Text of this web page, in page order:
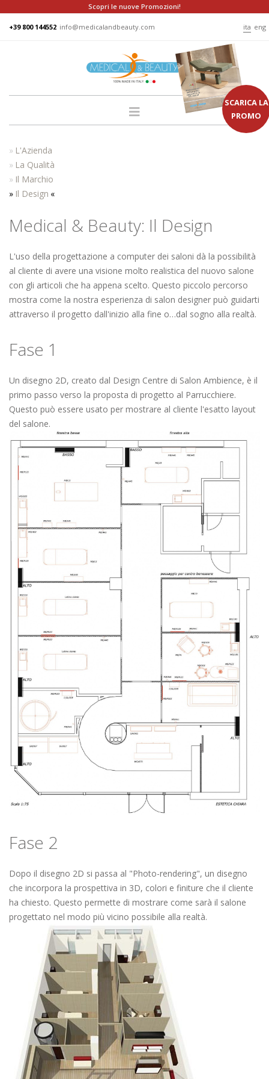
Scopri le nuove Promozioni!
+39 800 144552 info@medicalandbeauty.com ita eng
SCARICA LA
PROMO
AZIENDA
GRUPPO
PRODOTTI
LETTINI
POLTRONE
MANICURE
MAKEUP
RECEPTION
ACCESSORI
REALIZZAZIONI
DISTRIBUTORI
DOWNLOAD
NEWS
CONTATTI
L'Azienda
La Qualità
Il Marchio
Il Design
Medical & Beauty: Il Design
L'uso della progettazione a computer dei saloni dà la possibilità
al cliente di avere una visione molto realistica del nuovo salone
con gli articoli che ha appena scelto. Questo piccolo percorso
mostra come la nostra esperienza di salon designer può guidarti
attraverso il progetto dall'inizio alla fine o…dal sogno alla realtà.
Fase 1
Un disegno 2D, creato dal Design Centre di Salon Ambience, è il
primo passo verso la proposta di progetto al Parrucchiere.
Questo può essere usato per mostrare al cliente l'esatto layout
del salone.
Fase 2
Dopo il disegno 2D si passa al "Photo-rendering", un disegno
che incorpora la prospettiva in 3D, colori e finiture che il cliente
ha chiesto. Questo permette di mostrare come sarà il salone
progettato nel modo più vicino possibile alla realtà.